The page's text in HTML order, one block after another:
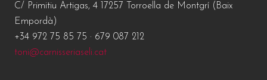
C/ Primitiu Artigas, 4 17257 Torroella de Montgrí (Baix
Empordà)
+34 972 75 85 75 · 679 087 212
toni@carnisseriaseli.cat